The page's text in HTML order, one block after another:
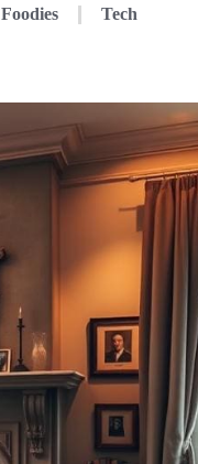
Foodies Tech